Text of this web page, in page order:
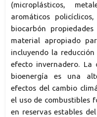
(microplásticos,
aromáticos
biocarbón
material apropiado
incluyendo la
efecto invernadero. La
bioenergía es una
efectos del cambio
el uso de combustibles
en reservas estables